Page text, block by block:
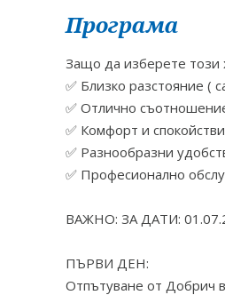
Програма
Защо да изберете този
✅ Близко разстояние (
✅ Отлично
✅ Комфорт и
✅ Разнообразни
✅ Професионално
ВАЖНО: ЗА ДАТИ:
ПЪРВИ ДЕН:
Отпътуване от Добрич